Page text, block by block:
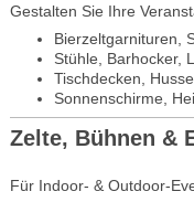
Gestalten Sie Ihre
Bierzeltgarnituren,
Stühle, Barhocker,
Tischdecken,
Sonnenschirme,
Zelte, Bühnen &
Für Indoor- & Outdoor-